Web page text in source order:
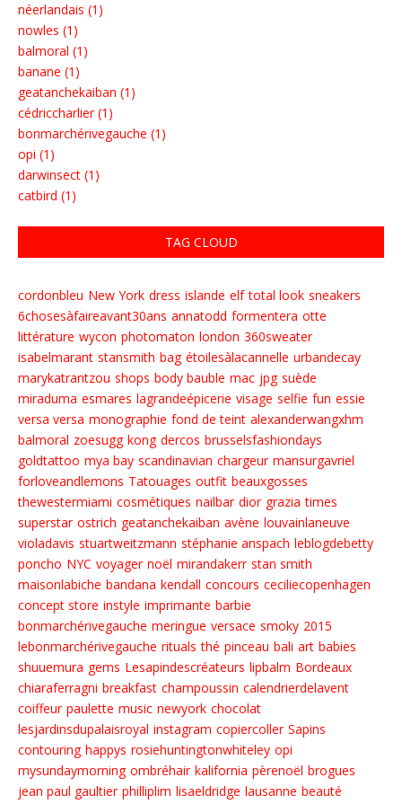
néerlandais (1)
nowles (1)
balmoral (1)
banane (1)
geatanchekaiban (1)
cédriccharlier (1)
bonmarchérivegauche (1)
opi (1)
darwinsect (1)
catbird (1)
TAG CLOUD
cordonbleu New York dress islande elf total look sneakers
6chosesàfaireavant30ans annatodd formentera otte
littérature wycon photomaton london 360sweater
isabelmarant stansmith bag étoilesàlacannelle urbandecay
marykatrantzou shops body bauble mac jpg suède
miraduma esmares lagrandeépicerie visage selfie fun essie
versa versa monographie fond de teint alexanderwangxhm
balmoral zoesugg kong dercos brusselsfashiondays
goldtattoo mya bay scandinavian chargeur mansurgavriel
forloveandlemons Tatouages outfit beauxgosses
thewestermiami cosmétiques nailbar dior grazia times
superstar ostrich geatanchekaiban avène louvainlaneuve
violadavis stuartweitzmann stéphanie anspach leblogdebetty
poncho NYC voyager noël mirandakerr stan smith
maisonlabiche bandana kendall concours ceciliecopenhagen
concept store instyle imprimante barbie
bonmarchérivegauche meringue versace smoky 2015
lebonmarchérivegauche rituals thé pinceau bali art babies
shuuemura gems Lesapindescréateurs lipbalm Bordeaux
chiaraferragni breakfast champoussin calendrierdelavent
coiffeur paulette music newyork chocolat
lesjardinsdupalaisroyal instagram copiercoller Sapins
contouring happys rosiehuntingtonwhiteley opi
mysundaymorning ombréhair kalifornia pèrenoël brogues
jean paul gaultier philliplim lisaeldridge lausanne beauté